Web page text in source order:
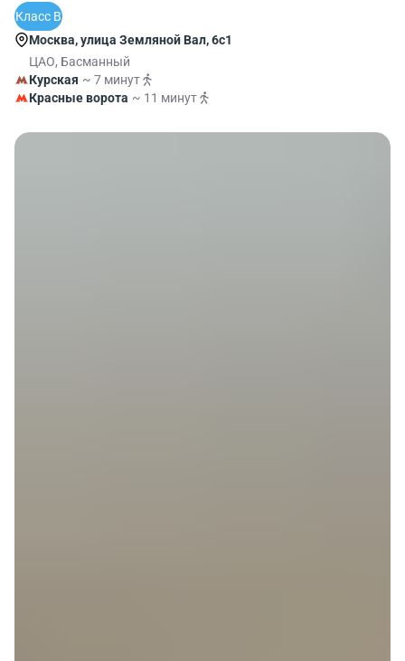
Класс B
Москва, улица Земляной Вал, 6с1
ЦАО, Басманный
Курская ~ 7 минут
Красные ворота ~ 11 минут